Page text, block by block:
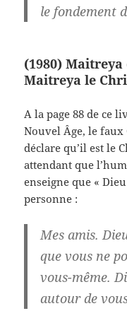
le fondement
(1980) Maitreya
Maitreya le
A la page 88 de ce
Nouvel Âge, le
déclare qu’il est le
attendant que
enseigne que «
personne :
Mes amis.
que vous ne
vous-même.
autour de